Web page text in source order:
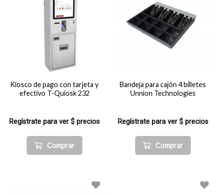
Kiosco de pago con tarjeta y
efectivo T-Quiosk 232
Regístrate para ver $ precios
Comprar
Bandeja para cajón 4 billetes
Unnion Technologies
Regístrate para ver $ precios
Comprar